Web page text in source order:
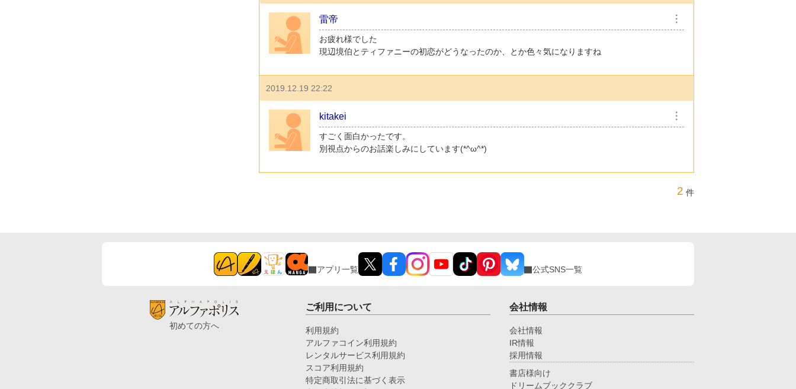
雷帝 ︙
お疲れ様でした
現辺境伯とティファニーの初恋がどうなったのか、とか色々気になりますね
2019.12.19 22:22
kitakei ︙
すごく面白かったです。
別視点からのお話楽しみにしています(*^ω^*)
2 件
アプリ一覧 公式SNS一覧
初めての方へ
ご利用について
利用規約
アルファコイン利用規約
レンタルサービス利用規約
スコア利用規約
特定商取引法に基づく表示
会社情報
会社情報
IR情報
採用情報
書店様向け
ドリームブッククラブ